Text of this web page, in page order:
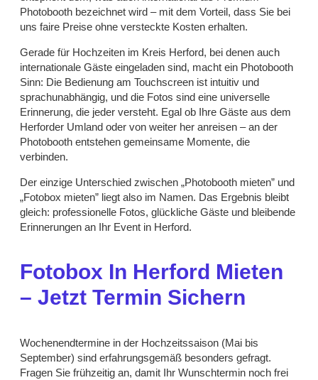
Photobooth bezeichnet wird – mit dem Vorteil, dass Sie bei
uns faire Preise ohne versteckte Kosten erhalten.
Gerade für Hochzeiten im Kreis Herford, bei denen auch
internationale Gäste eingeladen sind, macht ein Photobooth
Sinn: Die Bedienung am Touchscreen ist intuitiv und
sprachunabhängig, und die Fotos sind eine universelle
Erinnerung, die jeder versteht. Egal ob Ihre Gäste aus dem
Herforder Umland oder von weiter her anreisen – an der
Photobooth entstehen gemeinsame Momente, die
verbinden.
Der einzige Unterschied zwischen „Photobooth mieten” und
„Fotobox mieten” liegt also im Namen. Das Ergebnis bleibt
gleich: professionelle Fotos, glückliche Gäste und bleibende
Erinnerungen an Ihr Event in Herford.
Fotobox In Herford Mieten
– Jetzt Termin Sichern
Wochenendtermine in der Hochzeitssaison (Mai bis
September) sind erfahrungsgemäß besonders gefragt.
Fragen Sie frühzeitig an, damit Ihr Wunschtermin noch frei